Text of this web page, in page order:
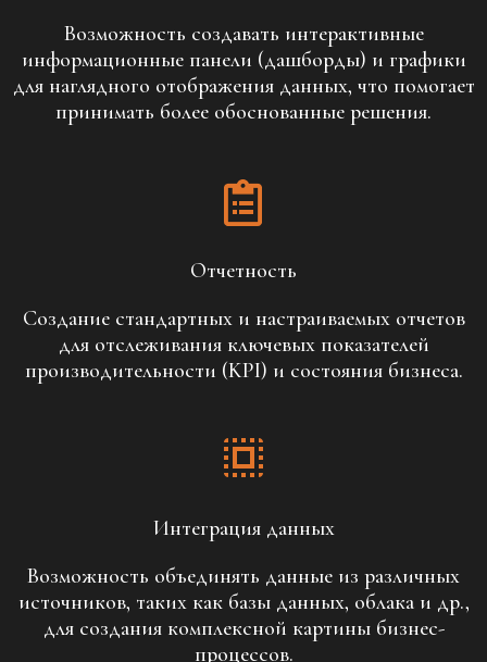
Возможность создавать интерактивные
информационные панели (дашборды) и графики
для наглядного отображения данных, что помогает
принимать более обоснованные решения.
Отчетность
Создание стандартных и настраиваемых отчетов
для отслеживания ключевых показателей
производительности (KPI) и состояния бизнеса.
Интеграция данных
Возможность объединять данные из различных
источников, таких как базы данных, облака и др.,
для создания комплексной картины бизнес-
процессов.